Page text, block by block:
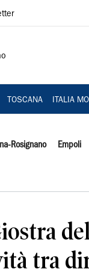
TOSCANA ITALIA
Rosignano Empoli
tra